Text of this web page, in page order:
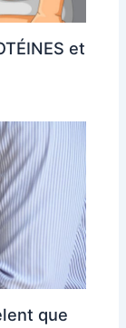
et
que